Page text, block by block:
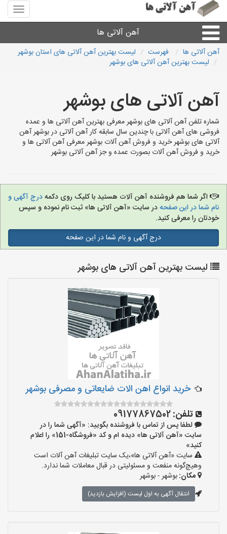
منوی
سایت
آلاتی
ها
آهن آلاتی ها
میلگرد نبشی،مفتول
لوله و اتصالات
سایر آهن آلات
آهن آلاتی های شهرها
آهن آلاتی ها فهرست
لیست بهترین آهن آلاتی های استان بوشهر
لیست بهترین آهن آلاتی های بوشهر
آهن آلاتی های بوشهر
شماره تلفن آهن آلاتی های بوشهر معرفی بهترین آهن آلاتی ها و عمده
فروشی های آهن آلاتی با چندین سال سابقه کار آهن آلاتی در بوشهر آهن
آلاتی های بوشهر خرید و فروش آهن آلات بوشهر معرفی آهن آلاتی ها و
خرید و فروش آهن آلات بصورت عمده و جز آهن آلاتی بوشهر
اگر شما هم فروشنده آهن آلات هستید با کلیک روی دکمهدرج آگهی و
نام شما در این صفحهدر سایت «آهن آلاتی ها» ثبت نام نموده و سپس
خودتان را معرفی کنید.
درج آگهی و نام شما در این صفحه
لیست بهترین آهن آلاتی های بوشهر
خرید انواع اهن الات ضایعاتی و مصرفی بوشهر
تلفن:09177867502
لطفا پس از تماس با فروشنده بگویید: «آگهی شما را در
سایت «آهن آلاتی ها» دیده ام و کد «فروشگاه-151» را اعلام
کنید»
سایت «آهن آلاتی ها»،یک سایت تبلیغات آهن آلات است
وهیچ‌گونه منفعت و مسئولیتی در قبال معاملات شما ندارد.
مکان:بوشهر - بوشهر
انتقال آگهی به اول لیست (افزایش بازدید)